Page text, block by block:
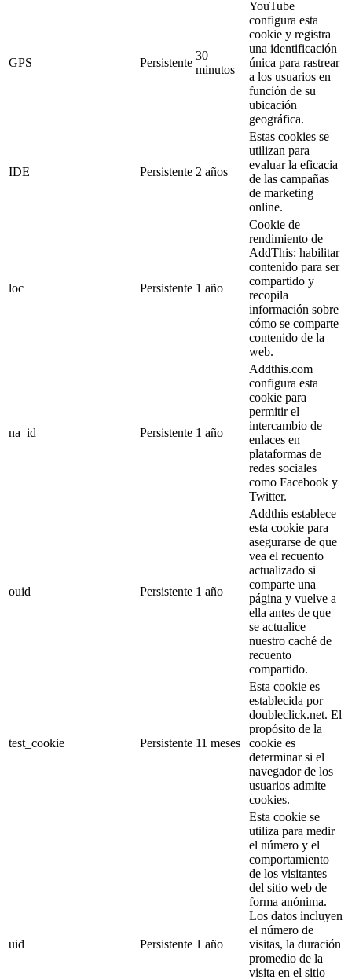
GPS Persistente
30
minutos
YouTube
configura esta
cookie y registra
una identificación
única para rastrear
a los usuarios en
función de su
ubicación
geográfica.
IDE Persistente 2 años
Estas cookies se
utilizan para
evaluar la eficacia
de las campañas
de marketing
online.
loc Persistente 1 año
Cookie de
rendimiento de
AddThis: habilitar
contenido para ser
compartido y
recopila
información sobre
cómo se comparte
contenido de la
web.
na_id Persistente 1 año
Addthis.com
configura esta
cookie para
permitir el
intercambio de
enlaces en
plataformas de
redes sociales
como Facebook y
Twitter.
ouid Persistente 1 año
Addthis establece
esta cookie para
asegurarse de que
vea el recuento
actualizado si
comparte una
página y vuelve a
ella antes de que
se actualice
nuestro caché de
recuento
compartido.
test_cookie Persistente 11 meses
Esta cookie es
establecida por
doubleclick.net. El
propósito de la
cookie es
determinar si el
navegador de los
usuarios admite
cookies.
uid Persistente 1 año
Esta cookie se
utiliza para medir
el número y el
comportamiento
de los visitantes
del sitio web de
forma anónima.
Los datos incluyen
el número de
visitas, la duración
promedio de la
visita en el sitio